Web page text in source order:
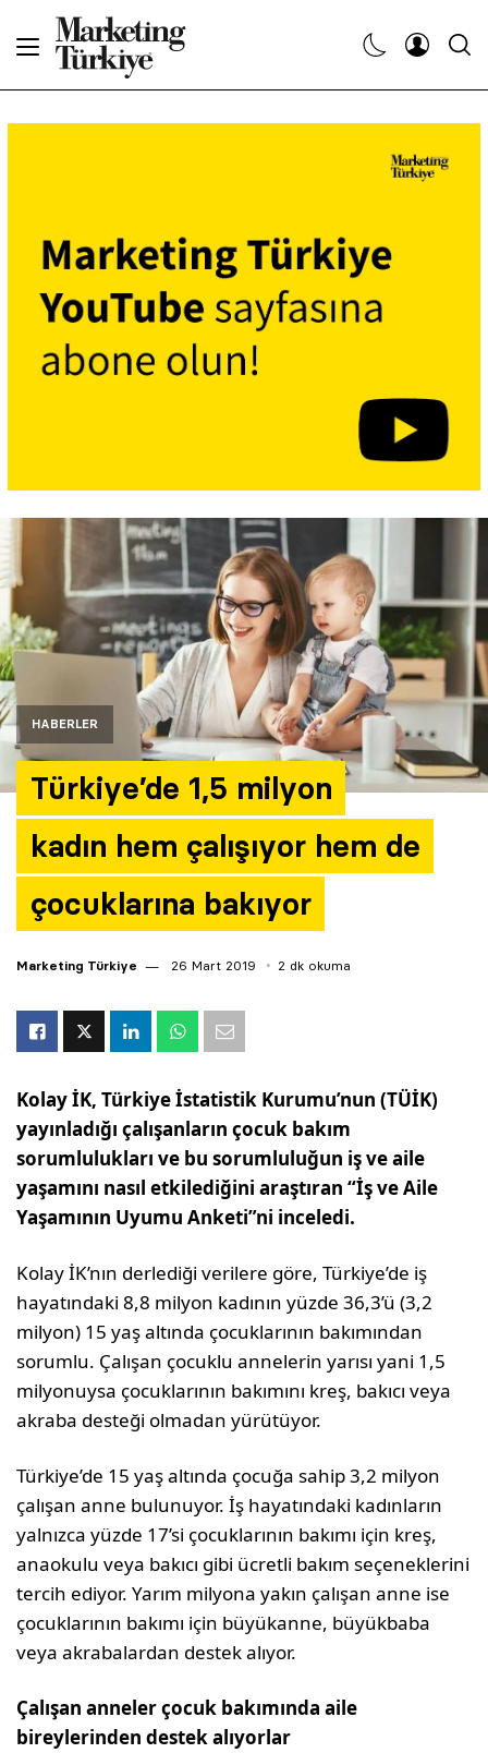
HABERLER
Türkiye’de 1,5 milyon
kadın hem çalışıyor hem de
çocuklarına bakıyor
Marketing Türkiye 26 Mart 2019 2 dk okuma
Kolay İK, Türkiye İstatistik Kurumu’nun (TÜİK)
yayınladığı çalışanların çocuk bakım
sorumlulukları ve bu sorumluluğun iş ve aile
yaşamını nasıl etkilediğini araştıran “İş ve Aile
Yaşamının Uyumu Anketi”ni inceledi.
Kolay İK’nın derlediği verilere göre, Türkiye’de iş
hayatındaki 8,8 milyon kadının yüzde 36,3’ü (3,2
milyon) 15 yaş altında çocuklarının bakımından
sorumlu. Çalışan çocuklu annelerin yarısı yani 1,5
milyonuysa çocuklarının bakımını kreş, bakıcı veya
akraba desteği olmadan yürütüyor.
Türkiye’de 15 yaş altında çocuğa sahip 3,2 milyon
çalışan anne bulunuyor. İş hayatındaki kadınların
yalnızca yüzde 17’si çocuklarının bakımı için kreş,
anaokulu veya bakıcı gibi ücretli bakım seçeneklerini
tercih ediyor. Yarım milyona yakın çalışan anne ise
çocuklarının bakımı için büyükanne, büyükbaba
veya akrabalardan destek alıyor.
Çalışan anneler çocuk bakımında aile
bireylerinden destek alıyorlar
Dergiler
Etkinlikler
Araştırma